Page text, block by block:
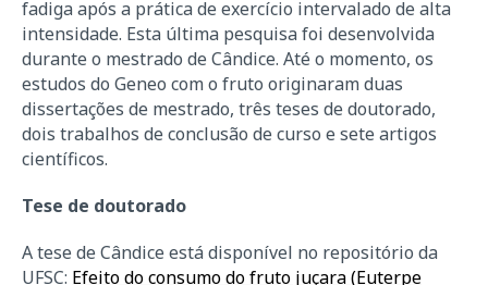
fadiga após a prática de exercício intervalado de alta
intensidade. Esta última pesquisa foi desenvolvida
durante o mestrado de Cândice. Até o momento, os
estudos do Geneo com o fruto originaram duas
dissertações de mestrado, três teses de doutorado,
dois trabalhos de conclusão de curso e sete artigos
científicos.
Tese de doutorado
A tese de Cândice está disponível no repositório da
UFSC: Efeito do consumo do fruto juçara (Euterpe